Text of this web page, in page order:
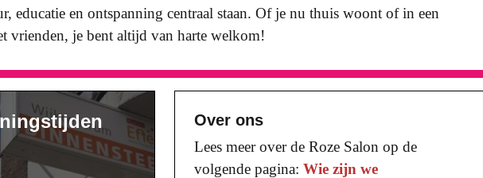
educatie en ontspanning centraal staan. Of je nu thuis woont of in een
vrienden, je bent altijd van harte welkom!
Over ons
Lees meer over de Roze Salon op de
volgende pagina:Wie zijn we